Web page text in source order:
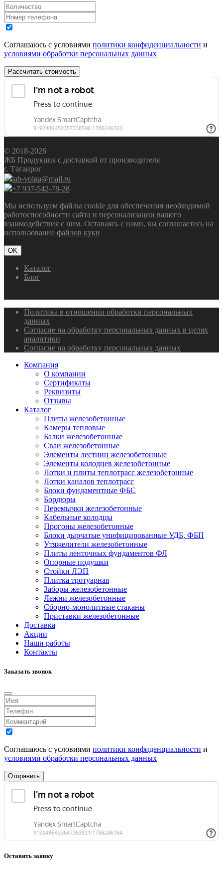
Соглашаюсь с условиями политики конфиденциальности и
условиями обработки персональных данных
Рассчитать стоимость
© 2018-2026
ЖБ Продукция с доставкой от производителя
г. Таганрог
lab-volga@mail.ru
+7 937-542-78-28
Мы используем файлы cookie для обеспечения необходимой
работоспособности сайта и персонализации вашего
взаимодействия с ним. Оставаясь с нами, вы соглашаетесь на
использование файлов куки
OK
Каталог
Блог
Политика в отношении обработки персональных
данных
Согласие на обработку персональных данных в целях
аналитики
Согласие на обработку персональных данных
Компания
О компании
Сертификаты
Реквизиты
Отзывы
Каталог
Плиты железобетонные
Камеры тепловые
Балки железобетонные
Сваи железобетонные
Элементы лестниц железобетонные
Элементы колодцев железобетонные
Лотки и плиты теплотрасс железобетонные
Лотки каналов теплотрасс
Блоки фундаментные ФБС
Бордюры
Перемычки железобетонные
Кабельные колодцы
Прогоны железобетонные
Блоки дырчатые унифицированные УДБ, ФБП
Утяжелители железобетонные
Плиты ленточных фундаментов ФЛ
Опорные подушки
Стойки ЛЭП
Плитка тротуарная
Заборы железобетонные
Лежни железобетонные
Сборно-монолитные стаканы
Приставки железобетонные
Доставка
Акции
Наши работы
Контакты
Заказать звонок
Соглашаюсь с условиями политики конфиденциальности и
условиями обработки персональных данных
Отправить
Оставить заявку